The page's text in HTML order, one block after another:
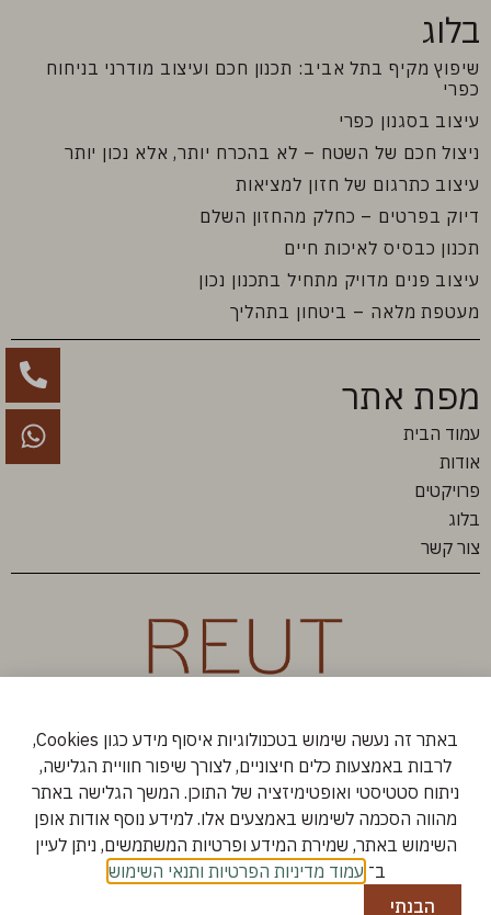
בלוג
שיפוץ מקיף בתל אביב: תכנון חכם ועיצוב מודרני בניחוח
כפרי
עיצוב בסגנון כפרי
ניצול חכם של השטח – לא בהכרח יותר, אלא נכון יותר
עיצוב כתרגום של חזון למציאות
דיוק בפרטים – כחלק מהחזון השלם
תכנון כבסיס לאיכות חיים
עיצוב פנים מדויק מתחיל בתכנון נכון
מעטפת מלאה – ביטחון בתהליך
מפת אתר
עמוד הבית
אודות
פרויקטים
בלוג
צור קשר
באתר זה נעשה שימוש בטכנולוגיות איסוף מידע כגון Cookies,
לרבות באמצעות כלים חיצוניים, לצורך שיפור חוויית הגלישה,
ניתוח סטטיסטי ואופטימיזציה של התוכן. המשך הגלישה באתר
מהווה הסכמה לשימוש באמצעים אלו. למידע נוסף אודות אופן
השימוש באתר, שמירת המידע ופרטיות המשתמשים, ניתן לעיין
ב־ עמוד מדיניות הפרטיות ותנאי השימוש
הבנתי